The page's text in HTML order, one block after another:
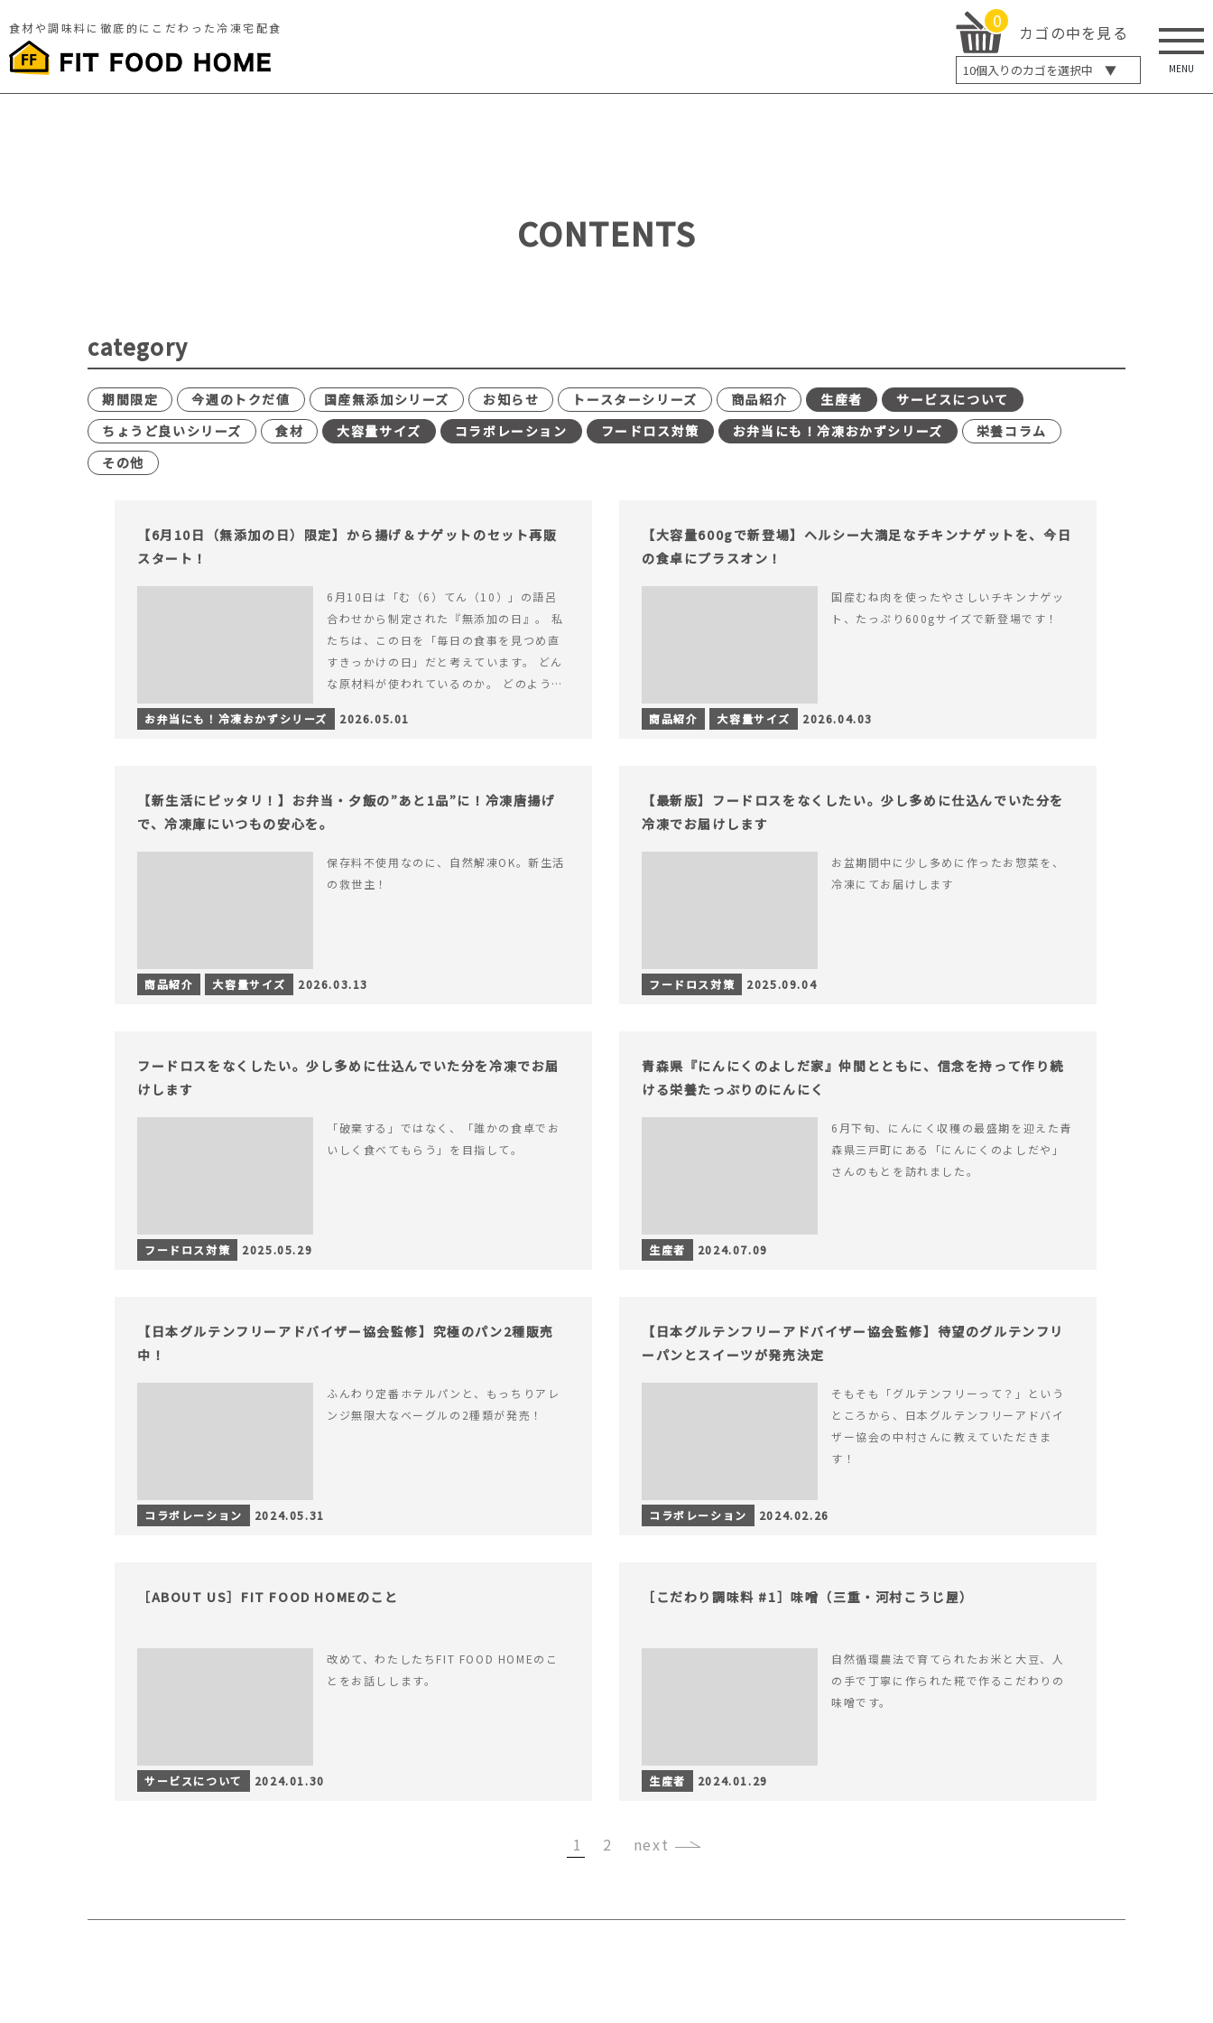
食材や調味料に徹底的にこだわった冷凍宅配食 0
カゴの中を見る
10個入りのカゴを選択中 ▼
5個入り
MENU
CONTENTS
category
期間限定 今週のトクだ値 国産無添加シリーズ お知らせ トースターシリーズ 商品紹介 生産者
サービスについて
ちょうど良いシリーズ
食材 大容量サイズ コラボレーション フードロス対策 お弁当にも！冷凍おかずシリーズ
栄養コラム
その他
【6月10日（無添加の日）限定】から揚げ＆ナゲットのセット再販
スタート！
6月10日は「む（6）てん（10）」の語呂
合わせから制定された『無添加の日』。 私
たちは、この日を「毎日の食事を見つめ直
すきっかけの日」だと考えています。 どん
な原材料が使われているのか。 どのように
つくられているのか。&hellip; 続きを読む
【6月10日（無添加の日）限定】から揚げ
お弁当にも！冷凍おかずシリーズ 2026.05.01
【大容量600gで新登場】ヘルシー大満足なチキンナゲットを、今日
の食卓にプラスオン！
国産むね肉を使ったやさしいチキンナゲッ
ト、たっぷり600gサイズで新登場です！
商品紹介 大容量サイズ 2026.04.03
【新生活にピッタリ！】お弁当・夕飯の”あと1品”に！冷凍唐揚げ
で、冷凍庫にいつもの安心を。
保存料不使用なのに、自然解凍OK。新生活
の救世主！
商品紹介 大容量サイズ 2026.03.13
【最新版】フードロスをなくしたい。少し多めに仕込んでいた分を
冷凍でお届けします
お盆期間中に少し多めに作ったお惣菜を、
冷凍にてお届けします
フードロス対策 2025.09.04
フードロスをなくしたい。少し多めに仕込んでいた分を冷凍でお届
けします
「破棄する」ではなく、「誰かの食卓でお
いしく食べてもらう」を目指して。
フードロス対策 2025.05.29
青森県『にんにくのよしだ家』仲間とともに、信念を持って作り続
ける栄養たっぷりのにんにく
6月下旬、にんにく収穫の最盛期を迎えた青
森県三戸町にある「にんにくのよしだや」
さんのもとを訪れました。
生産者 2024.07.09
【日本グルテンフリーアドバイザー協会監修】究極のパン2種販売
中！
ふんわり定番ホテルパンと、もっちりアレ
ンジ無限大なベーグルの2種類が発売！
コラボレーション 2024.05.31
【日本グルテンフリーアドバイザー協会監修】待望のグルテンフリ
ーパンとスイーツが発売決定
そもそも「グルテンフリーって？」という
ところから、日本グルテンフリーアドバイ
ザー協会の中村さんに教えていただきま
す！
コラボレーション 2024.02.26
［ABOUT US］FIT FOOD HOMEのこと
改めて、わたしたちFIT FOOD HOMEのこ
とをお話しします。
サービスについて 2024.01.30
［こだわり調味料 #1］味噌（三重・河村こうじ屋）
自然循環農法で育てられたお米と大豆、人
の手で丁寧に作られた糀で作るこだわりの
味噌です。
生産者 2024.01.29
1 2 ›